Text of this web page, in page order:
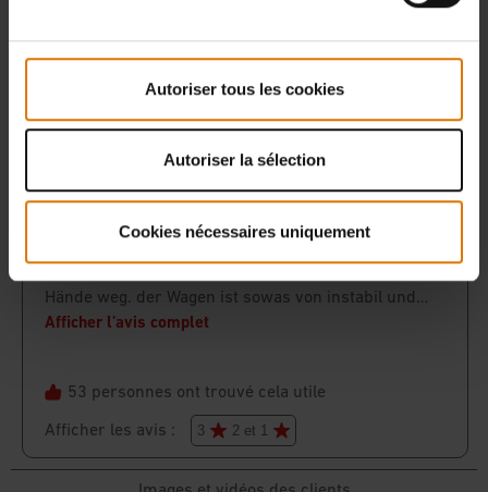
Autoriser tous les cookies
Autoriser la sélection
Cookies nécessaires uniquement